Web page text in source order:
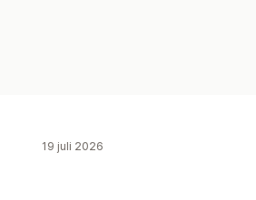
19 juli 2026